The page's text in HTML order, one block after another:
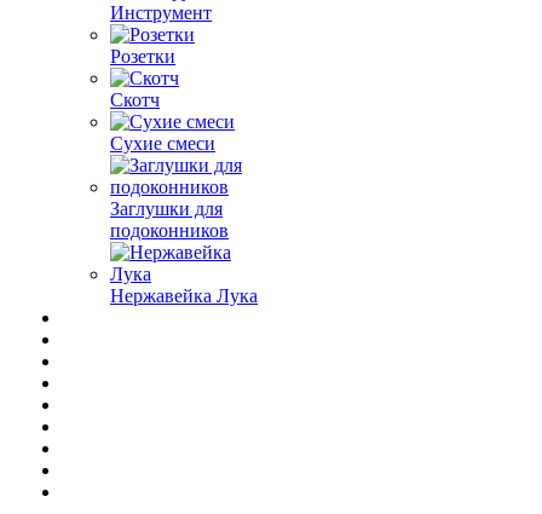
Инструмент
Розетки
Скотч
Сухие смеси
Заглушки для
подоконников
Нержавейка Лука